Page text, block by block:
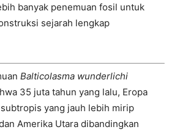
banyak penemuan fosil untuk
sejarah lengkap
Balticolasma wunderlichi
35 juta tahun yang lalu, Eropa
yang jauh lebih mirip
Amerika Utara dibandingkan